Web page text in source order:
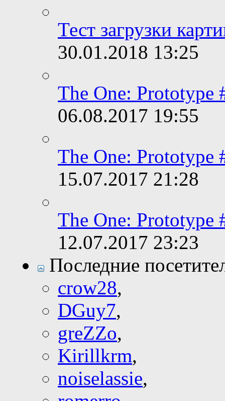
Тест загрузки
30.01.2018 13:25
The One: Prototype
06.08.2017 19:55
The One: Prototype
15.07.2017 21:28
The One: Prototype
12.07.2017 23:23
Последние
crow28,
DGuy7,
greZZo,
Kirillkrm,
noiselassie,